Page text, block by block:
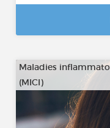
Maladies
(MICI)